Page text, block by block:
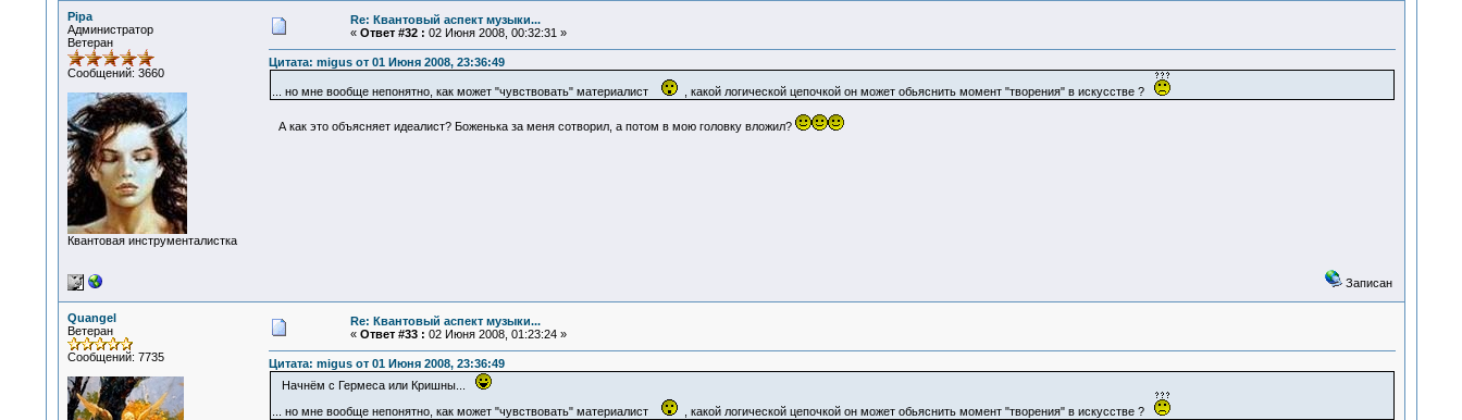
Pipa
Администратор
Ветеран
Сообщений: 3660
Квантовая инструменталистка
Re: Квантовый аспект музыки...
« Ответ #32 : 02 Июня 2008, 00:32:31 »
Цитата: migus от 01 Июня 2008, 23:36:49
... но мне вообще непонятно, как может "чувствовать" материалист , какой логической цепочкой он может обьяснить момент "творения" в искусстве ?
А как это объясняет идеалист? Боженька за меня сотворил, а потом в мою головку вложил?
Записан
Quangel
Ветеран
Сообщений: 7735
Re: Квантовый аспект музыки...
« Ответ #33 : 02 Июня 2008, 01:23:24 »
Цитата: migus от 01 Июня 2008, 23:36:49
Начнём с Гермеса или Кришны...
... но мне вообще непонятно, как может "чувствовать" материалист
, какой логической цепочкой он может обьяснить момент "творения" в искусстве ?